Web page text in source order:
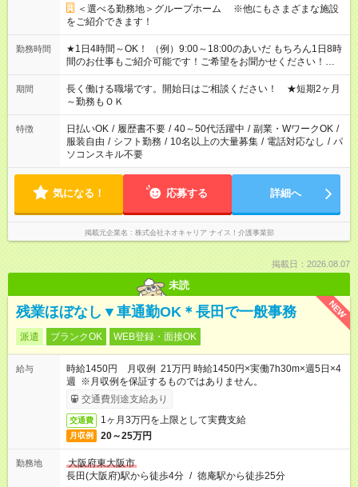
＜選べる勤務地＞グループホーム ※他にもさまざまな施設
をご紹介できます！
勤務時間
★1日4時間～OK！ （例）9:00～18:00のあいだ もちろん1日8時
間のお仕事もご紹介可能です！ご希望をお聞かせください！★家
庭の都合でお休みが必要な場合も遠慮なくご相談ください。 ※
週最低15時間以上の勤務が必要です
期間
長く働ける職場です。開始日はご相談ください！ ★短期2ヶ月
～勤務もＯＫ
特徴 日払いOK / 履歴書不要 / 40～50代活躍中 / 副業・WワークOK /
服装自由 / シフト勤務 / 10名以上の大量募集 / 電話対応なし / パ
ソコンスキル不要
気になる！ 応募する 詳細へ
掲載元企業名 株式会社ネオキャリア ナイス！介護事業部
掲載日：2026.08.07
未読
NEW
残業ほぼなし▼車通勤OK＊長田で一般事務
派遣 ブランクOK WEB登録・面接OK
給与
時給1450円 月収例 21万円 時給1450円×実働7h30m×週5日×4
週 ※月収例を保証するものではありません。
交通費別途支給あり
交通費 1ヶ月3万円を上限として実費支給
月収例 20～25万円
勤務地
大阪府東大阪市
長田(大阪府)駅から徒歩4分 / 徳庵駅から徒歩25分